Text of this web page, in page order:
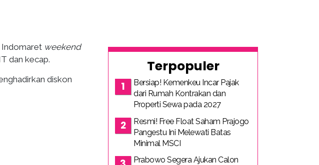
Indomaret weekend
dan kecap.
diskon
Terpopuler
Bersiap! Kemenkeu Incar Pajak
dari Rumah Kontrakan dan
Properti Sewa pada 2027
Resmi! Free Float Saham Prajogo
Pangestu Ini Melewati Batas
Minimal MSCI
Prabowo Segera Ajukan Calon